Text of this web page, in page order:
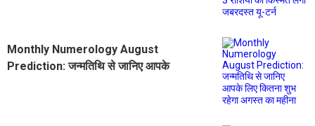
Monthly Numerology August
Prediction: जन्मतिथि से जानिए आपके